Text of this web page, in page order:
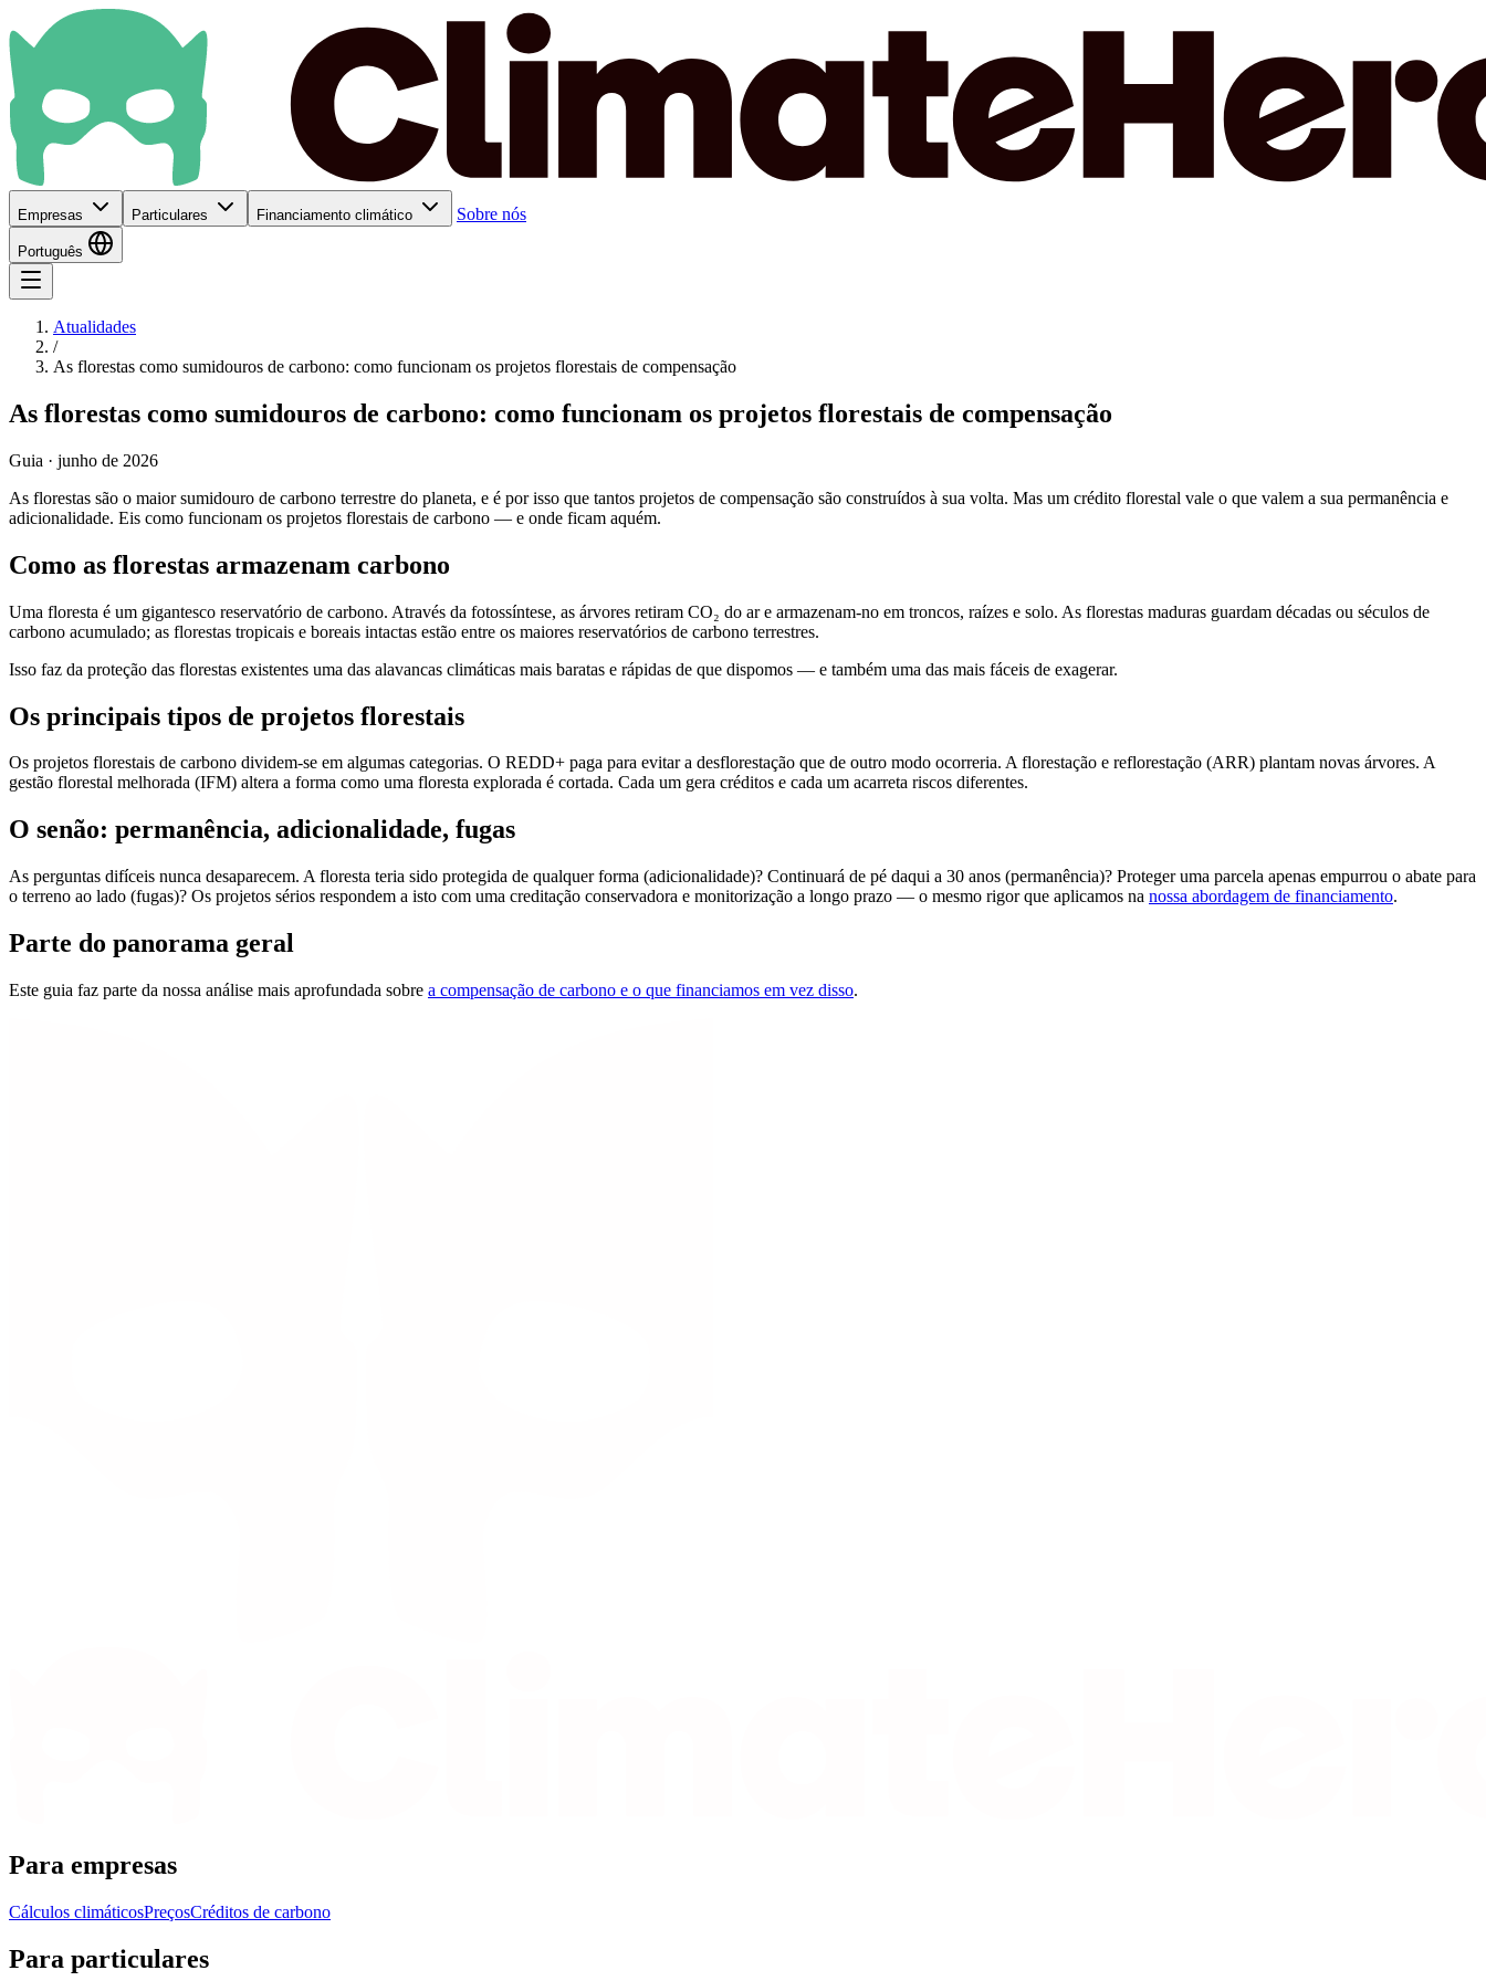
Empresas Particulares Financiamento climático Sobre nós
Português
Atualidades
/
As florestas como sumidouros de carbono: como funcionam os projetos florestais de compensação
As florestas como sumidouros de carbono: como funcionam os projetos florestais de compensação
Guia · junho de 2026
As florestas são o maior sumidouro de carbono terrestre do planeta, e é por isso que tantos projetos de compensação são construídos à sua volta. Mas um crédito florestal vale o que valem a sua permanência e
adicionalidade. Eis como funcionam os projetos florestais de carbono — e onde ficam aquém.
Como as florestas armazenam carbono
Uma floresta é um gigantesco reservatório de carbono. Através da fotossíntese, as árvores retiram CO₂ do ar e armazenam-no em troncos, raízes e solo. As florestas maduras guardam décadas ou séculos de
carbono acumulado; as florestas tropicais e boreais intactas estão entre os maiores reservatórios de carbono terrestres.
Isso faz da proteção das florestas existentes uma das alavancas climáticas mais baratas e rápidas de que dispomos — e também uma das mais fáceis de exagerar.
Os principais tipos de projetos florestais
Os projetos florestais de carbono dividem-se em algumas categorias. O REDD+ paga para evitar a desflorestação que de outro modo ocorreria. A florestação e reflorestação (ARR) plantam novas árvores. A
gestão florestal melhorada (IFM) altera a forma como uma floresta explorada é cortada. Cada um gera créditos e cada um acarreta riscos diferentes.
O senão: permanência, adicionalidade, fugas
As perguntas difíceis nunca desaparecem. A floresta teria sido protegida de qualquer forma (adicionalidade)? Continuará de pé daqui a 30 anos (permanência)? Proteger uma parcela apenas empurrou o abate para
o terreno ao lado (fugas)? Os projetos sérios respondem a isto com uma creditação conservadora e monitorização a longo prazo — o mesmo rigor que aplicamos na nossa abordagem de financiamento.
Parte do panorama geral
Este guia faz parte da nossa análise mais aprofundada sobre a compensação de carbono e o que financiamos em vez disso.
Para empresas
Cálculos climáticosPreçosCréditos de carbono
Para particulares